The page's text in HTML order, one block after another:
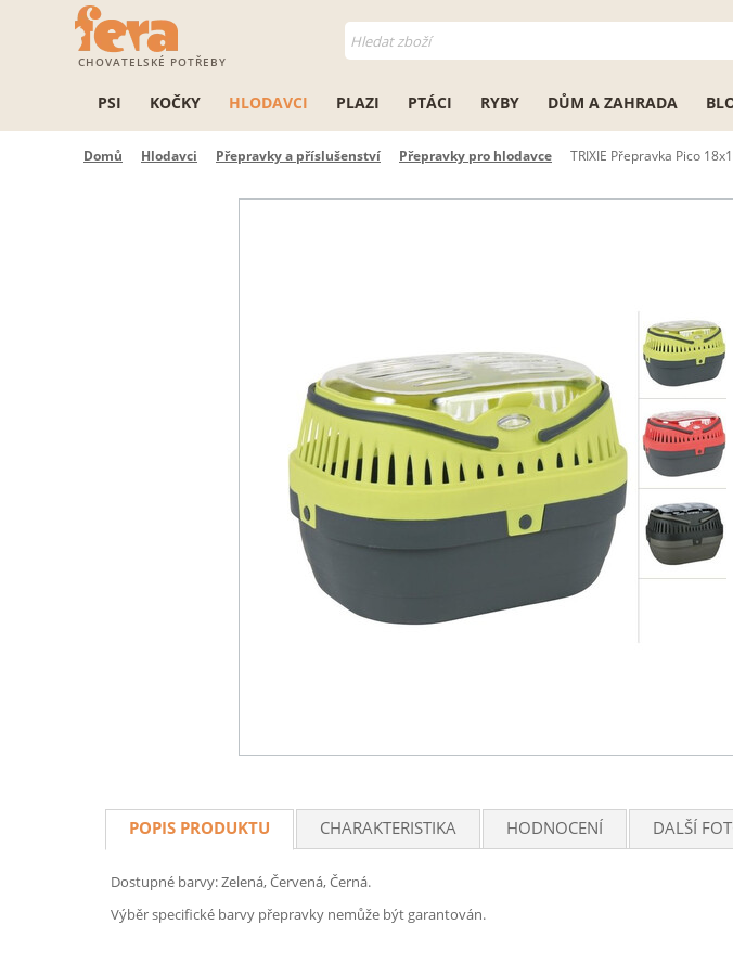
CHOVATELSKÉ POTŘEBY
PSI KOČKY HLODAVCI PLAZI PTÁCI RYBY DŮM A ZAHRADA
Domů Hlodavci Přepravky a příslušenství Přepravky pro hlodavce TRIXIE Přepravka Pico
POPIS PRODUKTU CHARAKTERISTIKA HODNOCENÍ DALŠÍ
Dostupné barvy: Zelená, Červená, Černá.
Výběr specifické barvy přepravky nemůže být garantován.